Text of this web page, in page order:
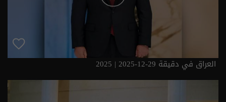
العراق في دقيقة 29-12-2025 | 2025